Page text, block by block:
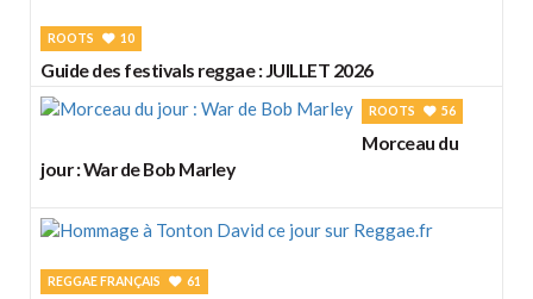
ROOTS 10
Guide des festivals reggae : JUILLET 2026
ROOTS 56
Morceau du
jour : War de Bob Marley
REGGAE FRANÇAIS 61